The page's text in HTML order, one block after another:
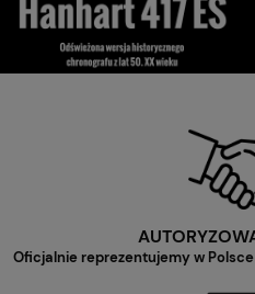
Oficjalnie reprezentujemy w